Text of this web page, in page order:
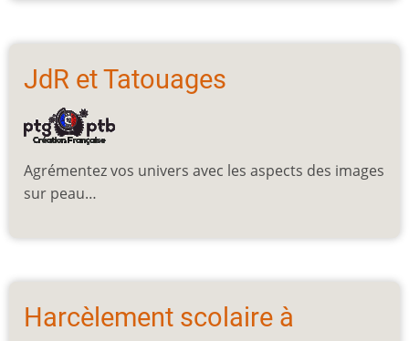
JdR et Tatouages
Agrémentez vos univers avec les aspects des images
sur peau…
Harcèlement scolaire à